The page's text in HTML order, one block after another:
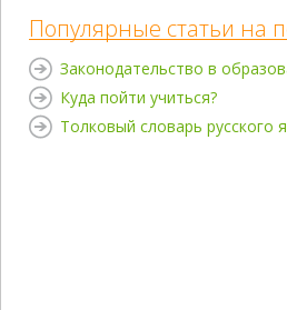
Популярные статьи на
Законодательство в
Куда пойти учиться?
Толковый словарь русского